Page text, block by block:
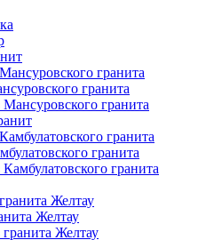
гранита
гранита
Мансуровского гранита
гранита
гранита
гранита
Желтау
Желтау
гранита Желтау